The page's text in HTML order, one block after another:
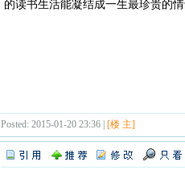
的读书生活能凝结成一生最珍贵的
Posted: 2015-01-20 23:36 | [楼 主]